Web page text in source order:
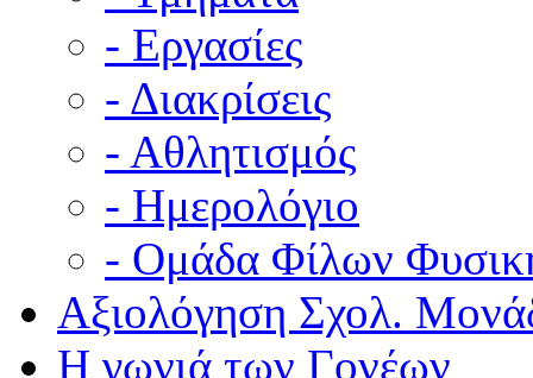
- Εργασίες
- Διακρίσεις
- Αθλητισμός
- Ημερολόγιο
- Ομάδα Φίλων
Αξιολόγηση Σχολ.
Η γωνιά των Γονέων